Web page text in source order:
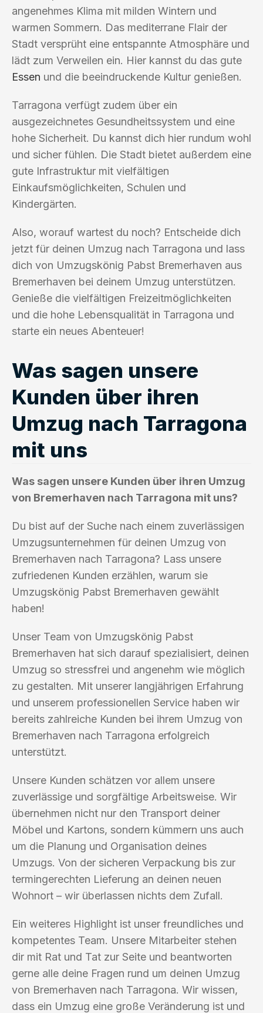
angenehmes Klima mit milden Wintern und
warmen Sommern. Das mediterrane Flair der
Stadt versprüht eine entspannte Atmosphäre und
lädt zum Verweilen ein. Hier kannst du das gute
Essen und die beeindruckende Kultur genießen.
Tarragona verfügt zudem über ein
ausgezeichnetes Gesundheitssystem und eine
hohe Sicherheit. Du kannst dich hier rundum wohl
und sicher fühlen. Die Stadt bietet außerdem eine
gute Infrastruktur mit vielfältigen
Einkaufsmöglichkeiten, Schulen und
Kindergärten.
Also, worauf wartest du noch? Entscheide dich
jetzt für deinen Umzug nach Tarragona und lass
dich von Umzugskönig Pabst Bremerhaven aus
Bremerhaven bei deinem Umzug unterstützen.
Genieße die vielfältigen Freizeitmöglichkeiten
und die hohe Lebensqualität in Tarragona und
starte ein neues Abenteuer!
Was sagen unsere
Kunden über ihren
Umzug nach Tarragona
mit uns
Was sagen unsere Kunden über ihren Umzug
von Bremerhaven nach Tarragona mit uns?
Du bist auf der Suche nach einem zuverlässigen
Umzugsunternehmen für deinen Umzug von
Bremerhaven nach Tarragona? Lass unsere
zufriedenen Kunden erzählen, warum sie
Umzugskönig Pabst Bremerhaven gewählt
haben!
Unser Team von Umzugskönig Pabst
Bremerhaven hat sich darauf spezialisiert, deinen
Umzug so stressfrei und angenehm wie möglich
zu gestalten. Mit unserer langjährigen Erfahrung
und unserem professionellen Service haben wir
bereits zahlreiche Kunden bei ihrem Umzug von
Bremerhaven nach Tarragona erfolgreich
unterstützt.
Unsere Kunden schätzen vor allem unsere
zuverlässige und sorgfältige Arbeitsweise. Wir
übernehmen nicht nur den Transport deiner
Möbel und Kartons, sondern kümmern uns auch
um die Planung und Organisation deines
Umzugs. Von der sicheren Verpackung bis zur
termingerechten Lieferung an deinen neuen
Wohnort – wir überlassen nichts dem Zufall.
Ein weiteres Highlight ist unser freundliches und
kompetentes Team. Unsere Mitarbeiter stehen
dir mit Rat und Tat zur Seite und beantworten
gerne alle deine Fragen rund um deinen Umzug
von Bremerhaven nach Tarragona. Wir wissen,
dass ein Umzug eine große Veränderung ist und